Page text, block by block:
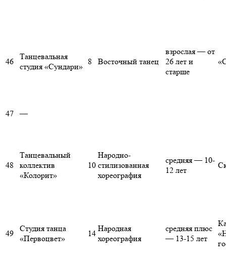
46
Танцевальная
студия «Сундари»
8 Восточный танец
взрослая — от
26 лет и
старше
47 —
48
Танцевальный
коллектив
«Колорит»
10
Народно-
стилизованная
хореография
средняя — 10-
12 лет
49
Студия танца
«Первоцвет»
14
Народная
хореография
средняя плюс
— 13-15 лет